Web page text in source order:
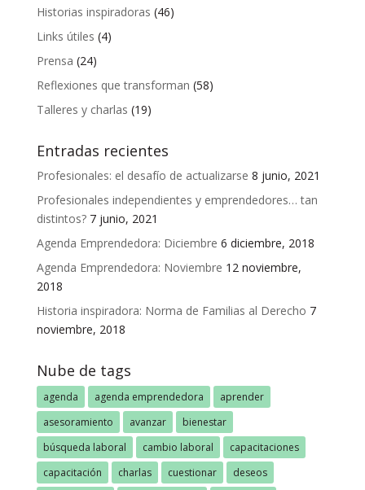
Historias inspiradoras (46)
Links útiles (4)
Prensa (24)
Reflexiones que transforman (58)
Talleres y charlas (19)
Entradas recientes
Profesionales: el desafío de actualizarse 8 junio, 2021
Profesionales independientes y emprendedores… tan
distintos? 7 junio, 2021
Agenda Emprendedora: Diciembre 6 diciembre, 2018
Agenda Emprendedora: Noviembre 12 noviembre,
2018
Historia inspiradora: Norma de Familias al Derecho 7
noviembre, 2018
Nube de tags
agenda agenda emprendedora
aprender
asesoramiento
avanzar
bienestar
búsqueda laboral
cambio laboral
capacitaciones
capacitación
charlas cuestionar
deseos